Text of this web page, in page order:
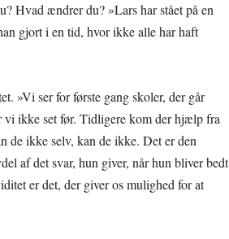
Hvad ændrer du? »Lars har stået på en
gjort i en tid, hvor ikke alle har haft
»Vi ser for første gang skoler, der går
vi ikke set før. Tidligere kom der hjælp fra
de ikke selv, kan de ikke. Det er den
af det svar, hun giver, når hun bliver bedt
er det, der giver os mulighed for at